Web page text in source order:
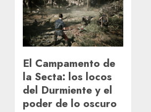
El Campamento de
la Secta: los locos
del Durmiente y el
poder de lo oscuro